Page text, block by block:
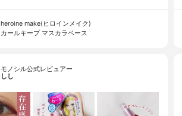
heroine make(ヒロインメイク)
カールキープ マスカラベース
モノシル公式レビュアー
しし